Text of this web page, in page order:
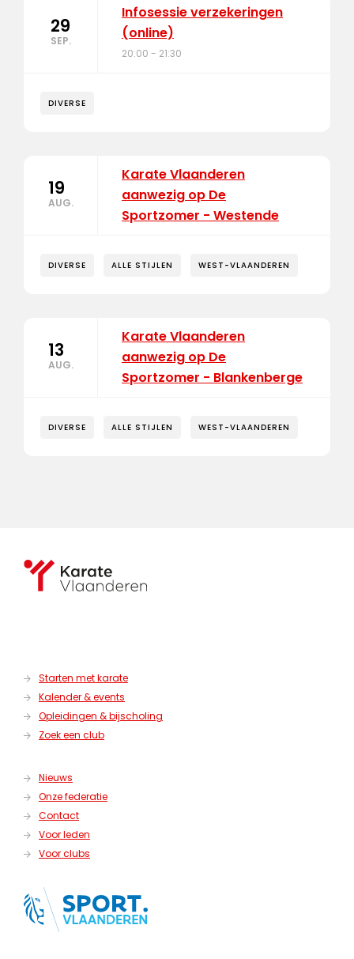
29
SEP.
Infosessie verzekeringen
(online)
20:00 - 21:30
DIVERSE
19
AUG.
Karate Vlaanderen
aanwezig op De
Sportzomer - Westende
DIVERSE ALLE STIJLEN WEST-VLAANDEREN
13
AUG.
Karate Vlaanderen
aanwezig op De
Sportzomer - Blankenberge
DIVERSE ALLE STIJLEN WEST-VLAANDEREN
Starten met karate
Kalender & events
Opleidingen & bijscholing
Zoek een club
Nieuws
Onze federatie
Contact
Voor leden
Voor clubs